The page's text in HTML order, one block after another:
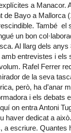
a Manacor.
de Bayo a Mallorca
També el
un bon
Al llarg dels
entrevistes i els
Rafel Ferrer
de la seva
però, ha d’anar
i els debats
on entra Antoni
haver dedicat a
a escriure.